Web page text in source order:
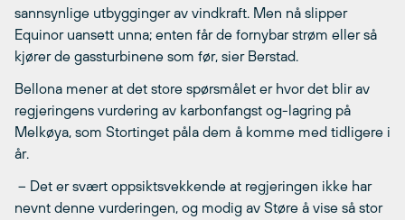
sannsynlige utbygginger av vindkraft. Men nå slipper
Equinor uansett unna; enten får de fornybar strøm eller så
kjører de gassturbinene som før, sier Berstad.
Bellona mener at det store spørsmålet er hvor det blir av
regjeringens vurdering av karbonfangst og-lagring på
Melkøya, som Stortinget påla dem å komme med tidligere i
år.
– Det er svært oppsiktsvekkende at regjeringen ikke har
nevnt denne vurderingen, og modig av Støre å vise så stor